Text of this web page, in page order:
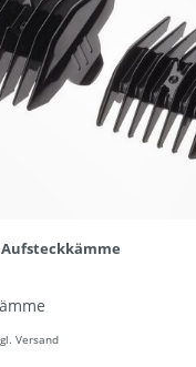
Aufsteckkämme
Versand